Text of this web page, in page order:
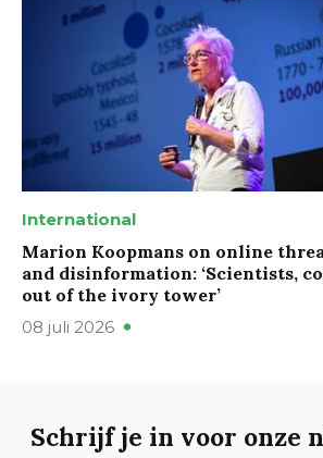
International
Marion Koopmans on online
and disinformation: ‘Scientists,
out of the ivory tower’
08 juli 2026
Schrijf je in voor onze